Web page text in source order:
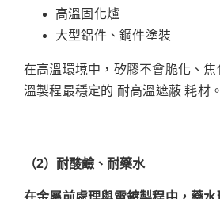
高溫固化爐
大型鋁件、鋼件塗裝
在高溫環境中，矽膠不會脆化、
溫製程最穩定的 耐高溫遮蔽 耗材。
（2）耐酸鹼、耐藥水